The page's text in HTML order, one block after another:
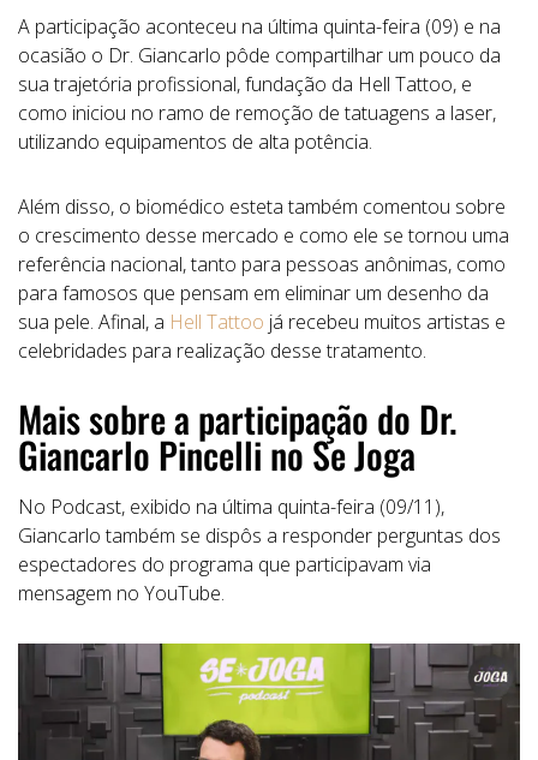
A participação aconteceu na última quinta-feira (09) e na
ocasião o Dr. Giancarlo pôde compartilhar um pouco da
sua trajetória profissional, fundação da Hell Tattoo, e
como iniciou no ramo de remoção de tatuagens a laser,
utilizando equipamentos de alta potência.
Além disso, o biomédico esteta também comentou sobre
o crescimento desse mercado e como ele se tornou uma
referência nacional, tanto para pessoas anônimas, como
para famosos que pensam em eliminar um desenho da
sua pele. Afinal, a Hell Tattoo já recebeu muitos artistas e
celebridades para realização desse tratamento.
Mais sobre a participação do Dr.
Giancarlo Pincelli no Se Joga
No Podcast, exibido na última quinta-feira (09/11),
Giancarlo também se dispôs a responder perguntas dos
espectadores do programa que participavam via
mensagem no YouTube.